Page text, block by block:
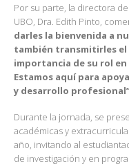
Por su parte, la directora
UBO, Dra. Edith Pinto,
darles la bienvenida a
también transmitirles el
importancia de su rol
Estamos aquí para
y desarrollo
Durante la jornada, se
académicas y
año, invitando al
de investigación y en